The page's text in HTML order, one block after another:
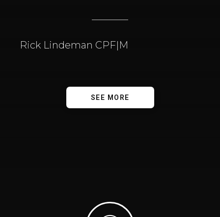
Rick Lindeman CPF|M
SEE MORE